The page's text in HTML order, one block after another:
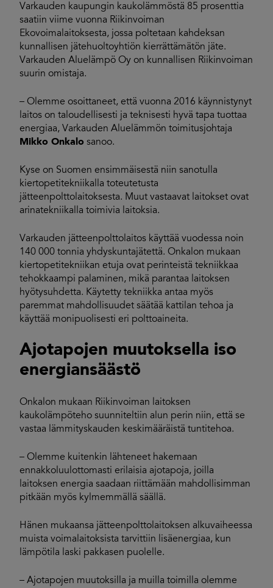
Varkauden kaupungin kaukolämmöstä 85 prosenttia
saatiin viime vuonna Riikinvoiman
Ekovoimalaitoksesta, jossa poltetaan kahdeksan
kunnallisen jätehuoltoyhtiön kierrättämätön jäte.
Varkauden Aluelämpö Oy on kunnallisen Riikinvoiman
suurin omistaja.
– Olemme osoittaneet, että vuonna 2016 käynnistynyt
laitos on taloudellisesti ja teknisesti hyvä tapa tuottaa
energiaa, Varkauden Aluelämmön toimitusjohtaja
Mikko Onkalo sanoo.
Kyse on Suomen ensimmäisestä niin sanotulla
kiertopetitekniikalla toteutetusta
jätteenpolttolaitoksesta. Muut vastaavat laitokset ovat
arinatekniikalla toimivia laitoksia.
Varkauden jätteenpolttolaitos käyttää vuodessa noin
140 000 tonnia yhdyskuntajätettä. Onkalon mukaan
kiertopetitekniikan etuja ovat perinteistä tekniikkaa
tehokkaampi palaminen, mikä parantaa laitoksen
hyötysuhdetta. Käytetty tekniikka antaa myös
paremmat mahdollisuudet säätää kattilan tehoa ja
käyttää monipuolisesti eri polttoaineita.
Ajotapojen muutoksella iso
energiansäästö
Onkalon mukaan Riikinvoiman laitoksen
kaukolämpöteho suunniteltiin alun perin niin, että se
vastaa lämmityskauden keskimääräistä tuntitehoa.
– Olemme kuitenkin lähteneet hakemaan
ennakkoluulottomasti erilaisia ajotapoja, joilla
laitoksen energia saadaan riittämään mahdollisimman
pitkään myös kylmemmällä säällä.
Hänen mukaansa jätteenpolttolaitoksen alkuvaiheessa
muista voimalaitoksista tarvittiin lisäenergiaa, kun
lämpötila laski pakkasen puolelle.
– Ajotapojen muutoksilla ja muilla toimilla olemme